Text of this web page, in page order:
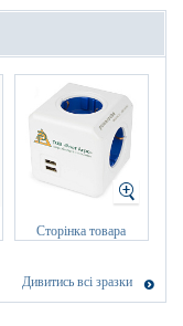
Сторінка товара
Дивитись всі зразки